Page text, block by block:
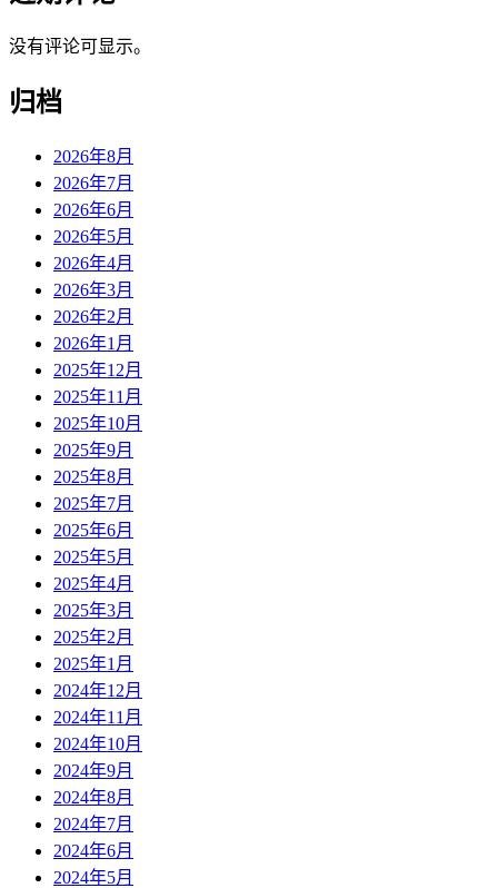
没有评论可显示。
归档
2026年8月
2026年7月
2026年6月
2026年5月
2026年4月
2026年3月
2026年2月
2026年1月
2025年12月
2025年11月
2025年10月
2025年9月
2025年8月
2025年7月
2025年6月
2025年5月
2025年4月
2025年3月
2025年2月
2025年1月
2024年12月
2024年11月
2024年10月
2024年9月
2024年8月
2024年7月
2024年6月
2024年5月